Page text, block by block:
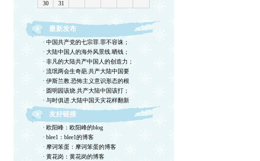
最新发布
· 中国共产党的七宗罪.罪不容诛；
· 大陆中国人的海外风景线.晒钱；
· 非凡的大陆共产中国人的创造力；
· 流氓两会生奇葩.共产大陆中国要
· 伊斯兰教.恐怖主义意识形态的根
· 圆明园该烧.共产大陆中国该打；
· 与时俱进.大陆中国天灾花样翻新
友好链接
· 欧阳峰：欧阳峰的blog
· blee1：blee1的博客
· 摩诃笨蛋：摩诃笨蛋的博客
· 黄花岗：黄花岗的博客